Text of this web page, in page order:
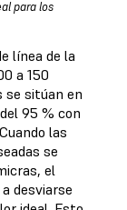
para los
línea de la
a 150
se sitúan en
95 % con
las
se
el
desviarse